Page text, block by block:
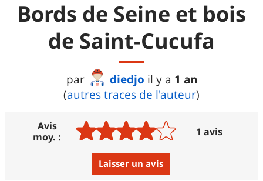
Bords de Seine et bois
de Saint-Cucufa
par diedjo il y a 1 an
(autres traces de l'auteur)
Avis
moy. :
1 avis
Laisser un avis